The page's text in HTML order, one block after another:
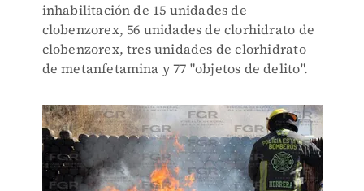
inhabilitación de 15 unidades de
clobenzorex, 56 unidades de clorhidrato de
clobenzorex, tres unidades de clorhidrato
de metanfetamina y 77 "objetos de delito".